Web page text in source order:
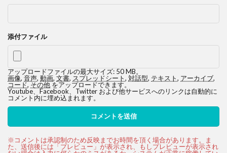
添付ファイル
アップロードファイルの最大サイズ: 50 MB。
画像, 音声, 動画, 文書, スプレッドシート, 対話型, テキスト, アーカイブ,
コード,その他をアップロードできます。
Youtube、Facebook、Twitter および他サービスへのリンクは自動的に
コメント内に埋め込まれます。